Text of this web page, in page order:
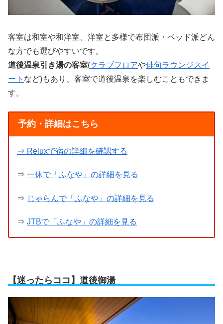
客室は和室や和洋室、洋室と多様で布団派・ベッド派どん
な方でも選びやすいです。
道後温泉引き湯の客室(クラブフロアや俳句ラウンジスイ
ート など)もあり、客室で道後温泉を楽しむこともできま
す。
予約・詳細はこちら
⇒ Reluxで宿の詳細を確認する
⇒ 一休で「ふなや」の詳細を見る
⇒ じゃらんで「ふなや」の詳細を見る
⇒ JTBで「ふなや」の詳細を見る
【迷ったらココ】道後御湯